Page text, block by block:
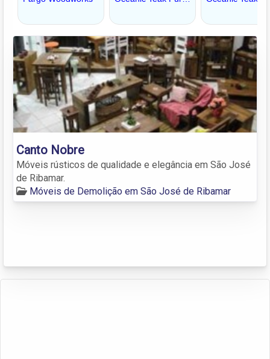
Canto Nobre
Móveis rústicos de qualidade e elegância em São José
de Ribamar.
Móveis de Demolição em São José de Ribamar